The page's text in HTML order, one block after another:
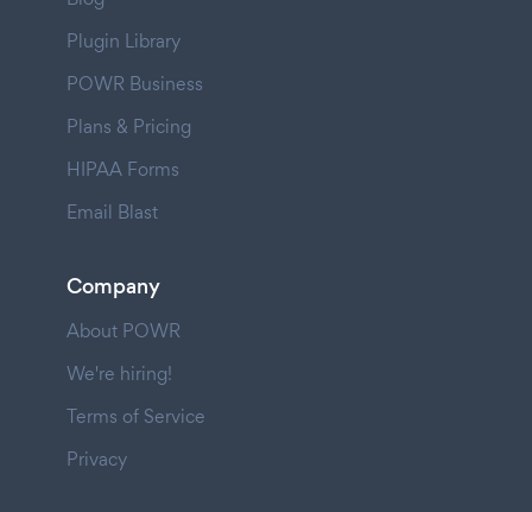
Plugin Library
POWR Business
Plans & Pricing
HIPAA Forms
Email Blast
Company
About POWR
We're hiring!
Terms of Service
Privacy